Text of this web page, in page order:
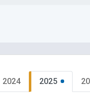
2024 2025